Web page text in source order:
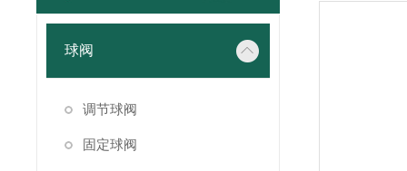
球阀
调节球阀
固定球阀